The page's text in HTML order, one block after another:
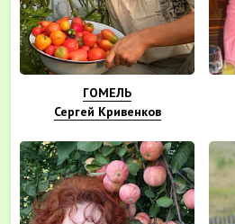
ГОМЕЛЬ
Сергей Кривенков